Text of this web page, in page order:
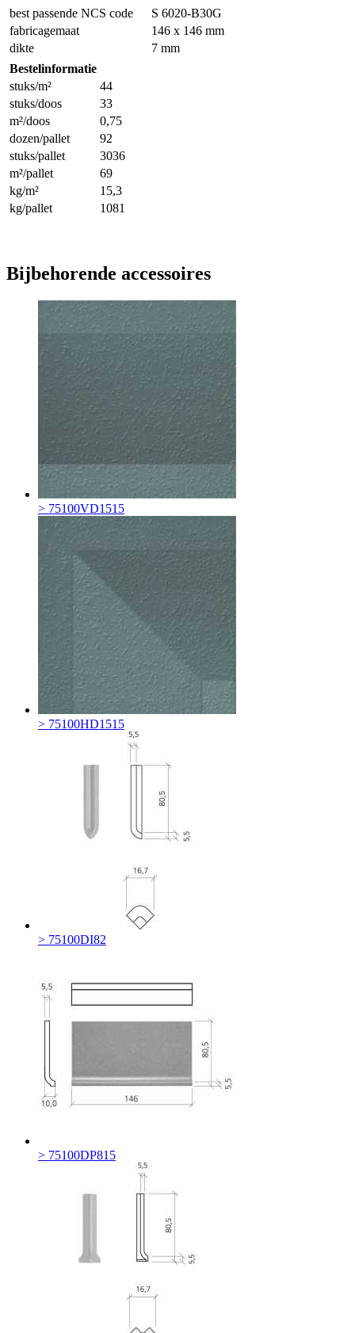
best passende NCS code
S 6020-B30G
fabricagemaat
146 x 146 mm
dikte
7 mm
Bestelinformatie
stuks/m²
44
stuks/doos
33
m²/doos
0,75
dozen/pallet
92
stuks/pallet
3036
m²/pallet
69
kg/m²
15,3
kg/pallet
1081
Bijbehorende accessoires
> 75100VD1515
> 75100HD1515
> 75100DI82
> 75100DP815